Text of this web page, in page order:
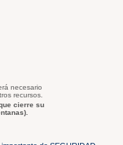
necesario
recursos.
cierre su